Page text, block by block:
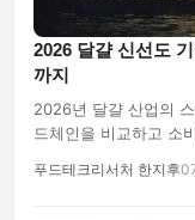
2026 달걀 신선도
까지
2026년 달걀 산업의
드체인을 비교하고 소
푸드테크리서처 한지후